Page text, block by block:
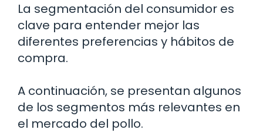
La segmentación del consumidor es
clave para entender mejor las
diferentes preferencias y hábitos de
compra.
A continuación, se presentan algunos
de los segmentos más relevantes en
el mercado del pollo.